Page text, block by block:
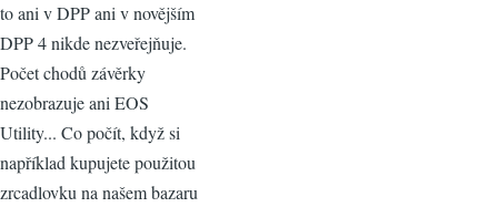
to ani v DPP ani v novějším
DPP 4 nikde nezveřejňuje.
Počet chodů závěrky
nezobrazuje ani EOS
Utility... Co počít, když si
například kupujete použitou
zrcadlovku na našem bazaru